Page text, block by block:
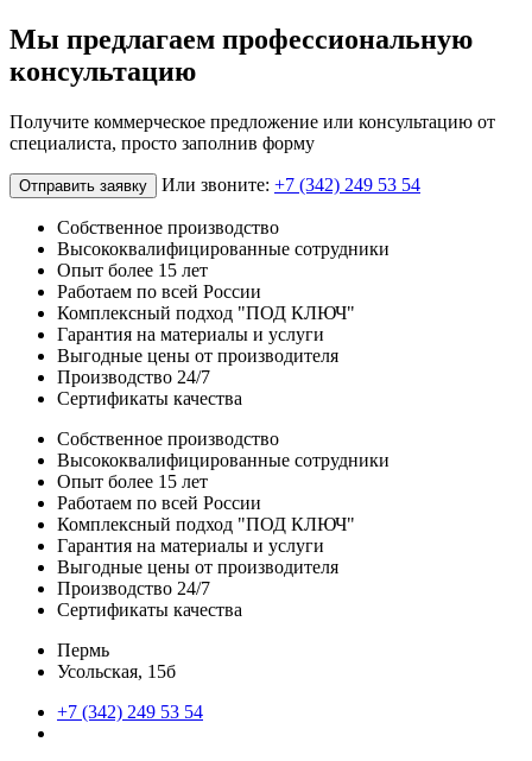
Мы предлагаем профессиональную
консультацию
Получите коммерческое предложение или консультацию от
специалиста, просто заполнив форму
Отправить заявку Или звоните: +7 (342) 249 53 54
Собственное производство
Высококвалифицированные сотрудники
Опыт более 15 лет
Работаем по всей России
Комплексный подход "ПОД КЛЮЧ"
Гарантия на материалы и услуги
Выгодные цены от производителя
Производство 24/7
Сертификаты качества
Собственное производство
Высококвалифицированные сотрудники
Опыт более 15 лет
Работаем по всей России
Комплексный подход "ПОД КЛЮЧ"
Гарантия на материалы и услуги
Выгодные цены от производителя
Производство 24/7
Сертификаты качества
Пермь
Усольская, 15б
+7 (342) 249 53 54